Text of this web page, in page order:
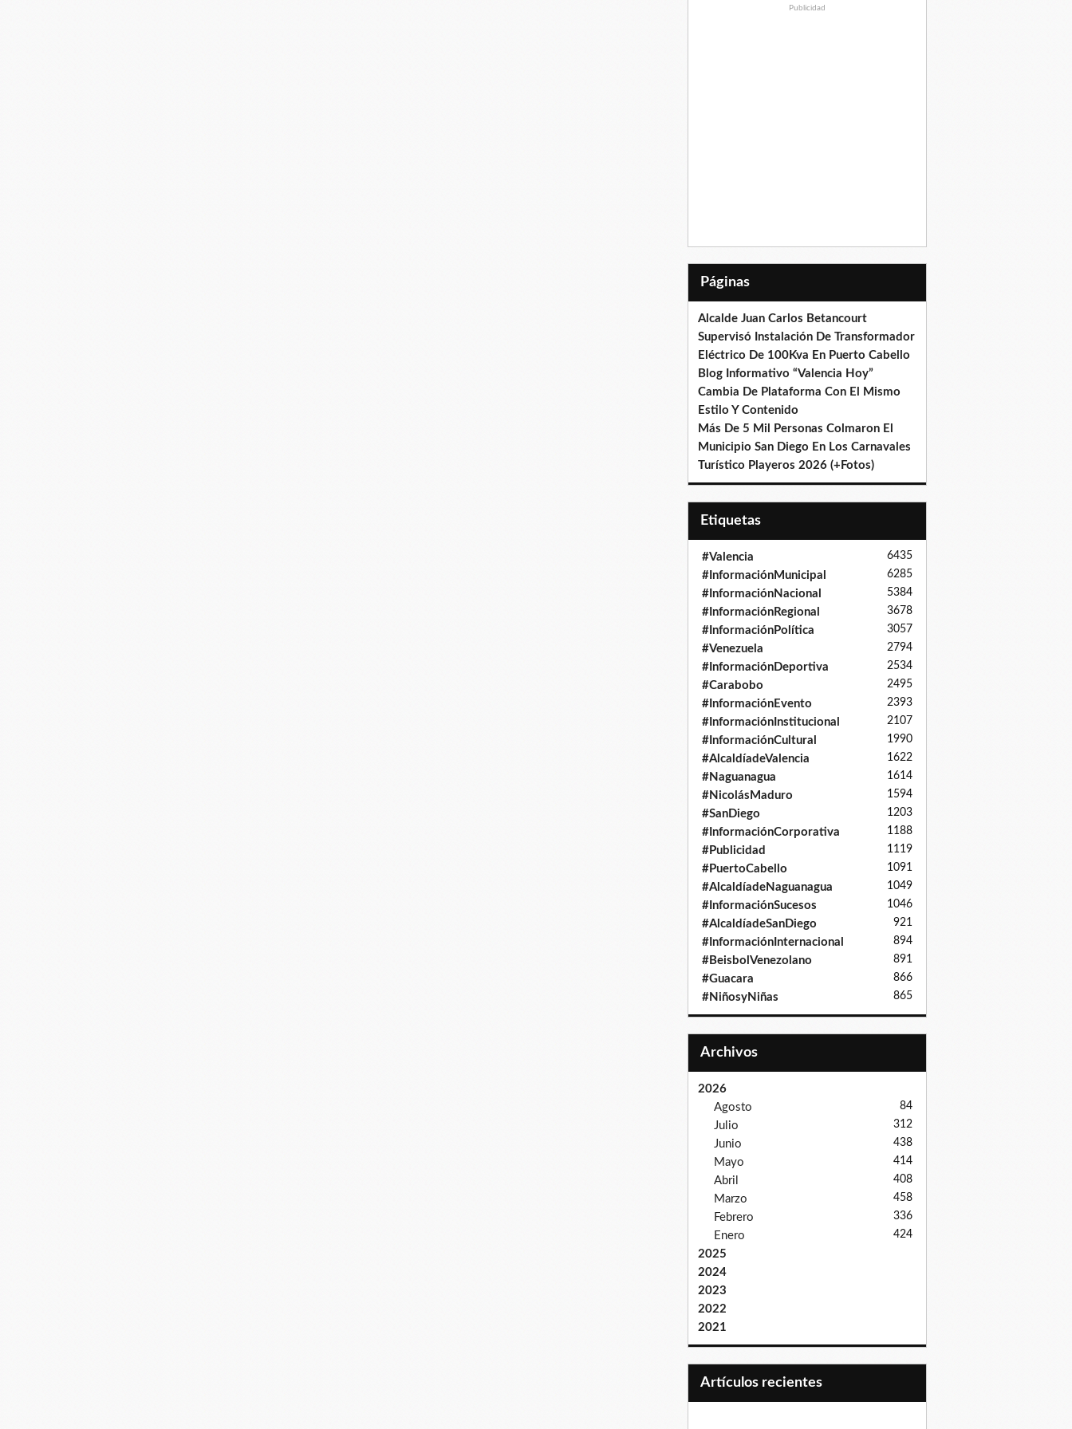
Publicidad
Páginas
Alcalde Juan Carlos Betancourt
Supervisó Instalación De Transformador
Eléctrico De 100Kva En Puerto Cabello
Blog Informativo “Valencia Hoy”
Cambia De Plataforma Con El Mismo
Estilo Y Contenido
Más De 5 Mil Personas Colmaron El
Municipio San Diego En Los Carnavales
Turístico Playeros 2026 (+Fotos)
Etiquetas
#Valencia 6435
#InformaciónMunicipal 6285
#InformaciónNacional 5384
#InformaciónRegional 3678
#InformaciónPolítica 3057
#Venezuela 2794
#InformaciónDeportiva 2534
#Carabobo 2495
#InformaciónEvento 2393
#InformaciónInstitucional 2107
#InformaciónCultural 1990
#AlcaldíadeValencia 1622
#Naguanagua 1614
#NicolásMaduro 1594
#SanDiego 1203
#InformaciónCorporativa 1188
#Publicidad 1119
#PuertoCabello 1091
#AlcaldíadeNaguanagua 1049
#InformaciónSucesos 1046
#AlcaldíadeSanDiego 921
#InformaciónInternacional 894
#BeisbolVenezolano 891
#Guacara 866
#NiñosyNiñas 865
Archivos
2026
Agosto
84
Julio 312
Junio 438
Mayo 414
Abril 408
Marzo 458
Febrero 336
Enero 424
2025
2024
2023
2022
2021
Artículos recientes